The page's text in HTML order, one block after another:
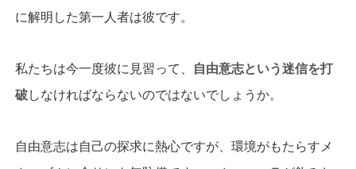
に解明した第一人者は彼です。
私たちは今一度彼に見習って、
自由意志という迷信を打
破しなければならないのではないでしょうか。
自由意志は自己の探求に熱心ですが、環境がもたらすメ